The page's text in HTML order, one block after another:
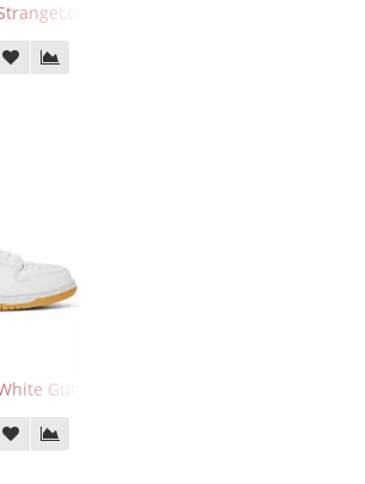
Valentine's Day
Gum